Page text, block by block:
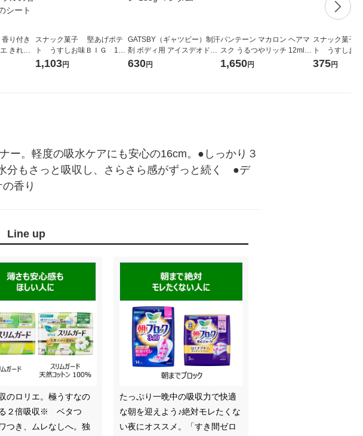
り付き
きれい
72枚×3
スナック菓子 堅あげポテ
ト うすしお味ＢＩＧ 132
g 1セット（1個×3）
1,103円
GATSBY（ギャツビー）制汗
剤 ボディ用 アイスデオドラ
ント スプレー コールドオー
630円
パンテーン マカロン ヘアマ
スク うるつやリッチ 12ml×8
個入 トリートメント P＆G
1,650円
スナック菓子
ト うすしお
g 1個
375円
ー。軽度の吸水ケアにも安心の16cm。●しっかり３
もさっと吸収し、さらさら感がずっと続く　●デ
香り
Line up
のロリエ。極うすなの
２倍吸収※ ベタつ
つき、ムレなしへ。独
たっぷり一晩中の吸収力で快適
な朝を迎えよう♪絶対モレたくな
い夜にオススメ。「すき間ゼロ